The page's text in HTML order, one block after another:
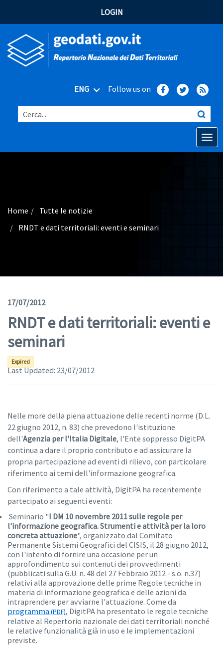
LOGIN
ENG Follow us on
Cerca...
Open
Advanced search
Geodata
News
Geoviewer
Tools
Help(apre in una nuova finestra)
Home
Tutte le notizie
RNDT e dati territoriali: eventi e seminari
17/07/2012
RNDT e dati territoriali: eventi e
seminari
Expired
Last Updated: 23/07/2012
Nelle more della piena attuazione delle recenti norme (D.L.
22 giugno 2012, n. 83) che prevedono l'istituzione
dell'Agenzia per l'Italia Digitale, l'Ente soppresso DigitPA
continua a dare il proprio contributo e ad assicurare la
propria partecipazione ad eventi di rilievo, con particolare
riferimento ai temi dell'informazione geografica.
Con riferimento a tale attività, DigitPA ha recentemente
partecipato ai seguenti eventi:
Seminario "I DM 10 novembre 2011 sulle regole per
l'informazione geografica. Strumenti e attività per la loro
concreta attuazione", organizzato dal Comitato
Permanente Sistemi Geografici del CISIS, il 28 giugno 2012,
con l'intento di fornire una occasione per un
approfondimento sui contenuti dei provvedimenti
(pubblicati sulla G.U. n. 48 del 27 Febbraio 2012 - s.o. n.37)
relativi alla approvazione delle prime Regole tecniche in
materia di informazione geografica e delle azioni da
intraprendere per avviarne l'attuazione. Come da
programma
, DigitPA ha presentato le regole tecniche
relative al Repertorio nazionale dei dati territoriali nonché
le relative funzionalità già in uso e le implementazioni
previste.